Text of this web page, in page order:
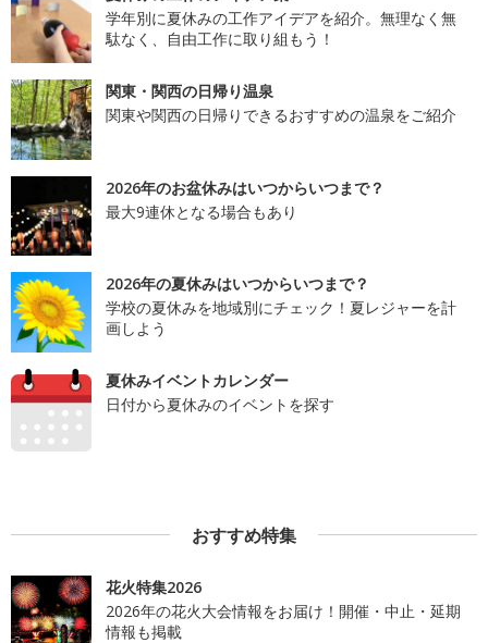
学年別に夏休みの工作アイデアを紹介。無理なく無
駄なく、自由工作に取り組もう！
関東・関西の日帰り温泉
関東や関西の日帰りできるおすすめの温泉をご紹介
2026年のお盆休みはいつからいつまで？
最大9連休となる場合もあり
2026年の夏休みはいつからいつまで？
学校の夏休みを地域別にチェック！夏レジャーを計
画しよう
夏休みイベントカレンダー
日付から夏休みのイベントを探す
おすすめ特集
花火特集2026
2026年の花火大会情報をお届け！開催・中止・延期
情報も掲載